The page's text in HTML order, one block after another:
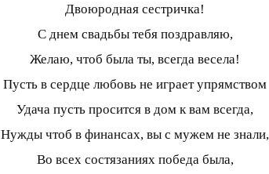
Двоюродная сестричка!
С днем свадьбы тебя поздравляю,
Желаю, чтоб была ты, всегда весела!
Пусть в сердце любовь не играет упрямством
Удача пусть просится в дом к вам всегда,
Нужды чтоб в финансах, вы с мужем не знали,
Во всех состязаниях победа была,